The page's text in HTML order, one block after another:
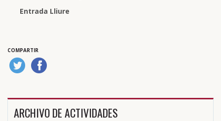
Entrada Lliure
COMPARTIR
ARCHIVO DE ACTIVIDADES